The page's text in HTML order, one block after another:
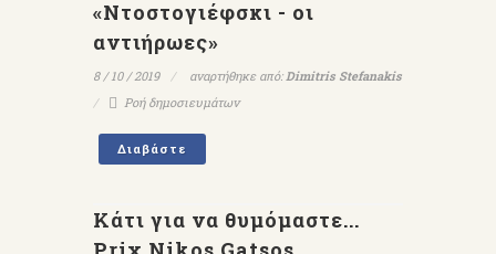
«Ντοστογιέφσκι - οι
αντιήρωες»
8 / 10 / 2019 αναρτήθηκε από:Dimitris Stefanakis
Ροή δημοσιευμάτων
Διαβάστε
Κάτι για να θυμόμαστε...